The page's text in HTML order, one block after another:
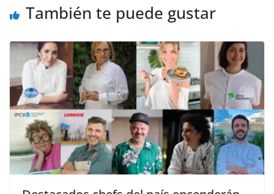
También te puede gustar